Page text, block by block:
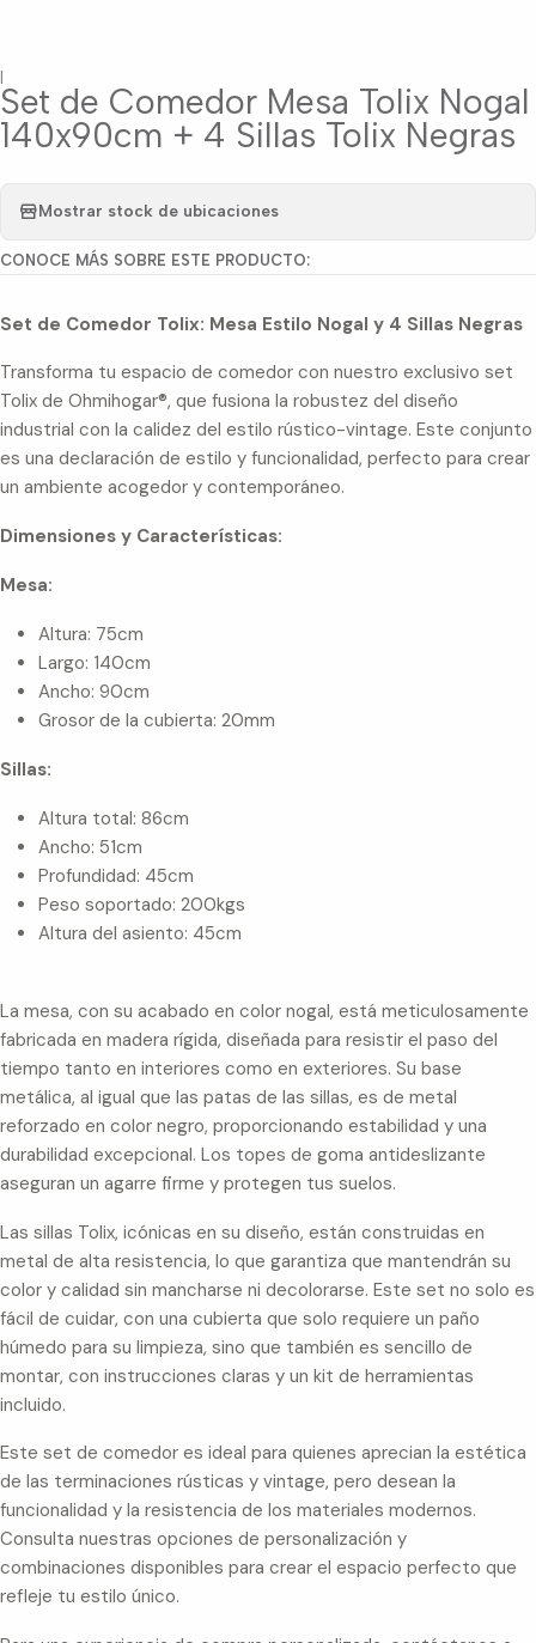
|
Set de Comedor Mesa Tolix Nogal
140x90cm + 4 Sillas Tolix Negras
Mostrar stock de ubicaciones
CONOCE MÁS SOBRE ESTE PRODUCTO:
Set de Comedor Tolix: Mesa Estilo Nogal y 4 Sillas Negras
Transforma tu espacio de comedor con nuestro exclusivo set
Tolix de Ohmihogar®, que fusiona la robustez del diseño
industrial con la calidez del estilo rústico-vintage. Este conjunto
es una declaración de estilo y funcionalidad, perfecto para crear
un ambiente acogedor y contemporáneo.
Dimensiones y Características:
Mesa:
Altura: 75cm
Largo: 140cm
Ancho: 90cm
Grosor de la cubierta: 20mm
Sillas:
Altura total: 86cm
Ancho: 51cm
Profundidad: 45cm
Peso soportado: 200kgs
Altura del asiento: 45cm
La mesa, con su acabado en color nogal, está meticulosamente
fabricada en madera rígida, diseñada para resistir el paso del
tiempo tanto en interiores como en exteriores. Su base
metálica, al igual que las patas de las sillas, es de metal
reforzado en color negro, proporcionando estabilidad y una
durabilidad excepcional. Los topes de goma antideslizante
aseguran un agarre firme y protegen tus suelos.
Las sillas Tolix, icónicas en su diseño, están construidas en
metal de alta resistencia, lo que garantiza que mantendrán su
color y calidad sin mancharse ni decolorarse. Este set no solo es
fácil de cuidar, con una cubierta que solo requiere un paño
húmedo para su limpieza, sino que también es sencillo de
montar, con instrucciones claras y un kit de herramientas
incluido.
Este set de comedor es ideal para quienes aprecian la estética
de las terminaciones rústicas y vintage, pero desean la
funcionalidad y la resistencia de los materiales modernos.
Consulta nuestras opciones de personalización y
combinaciones disponibles para crear el espacio perfecto que
refleje tu estilo único.